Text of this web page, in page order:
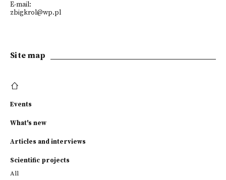
E-mail:
zbigkrol@wp.pl
Site map
Events
What's new
Articles and interviews
Scientific projects
All